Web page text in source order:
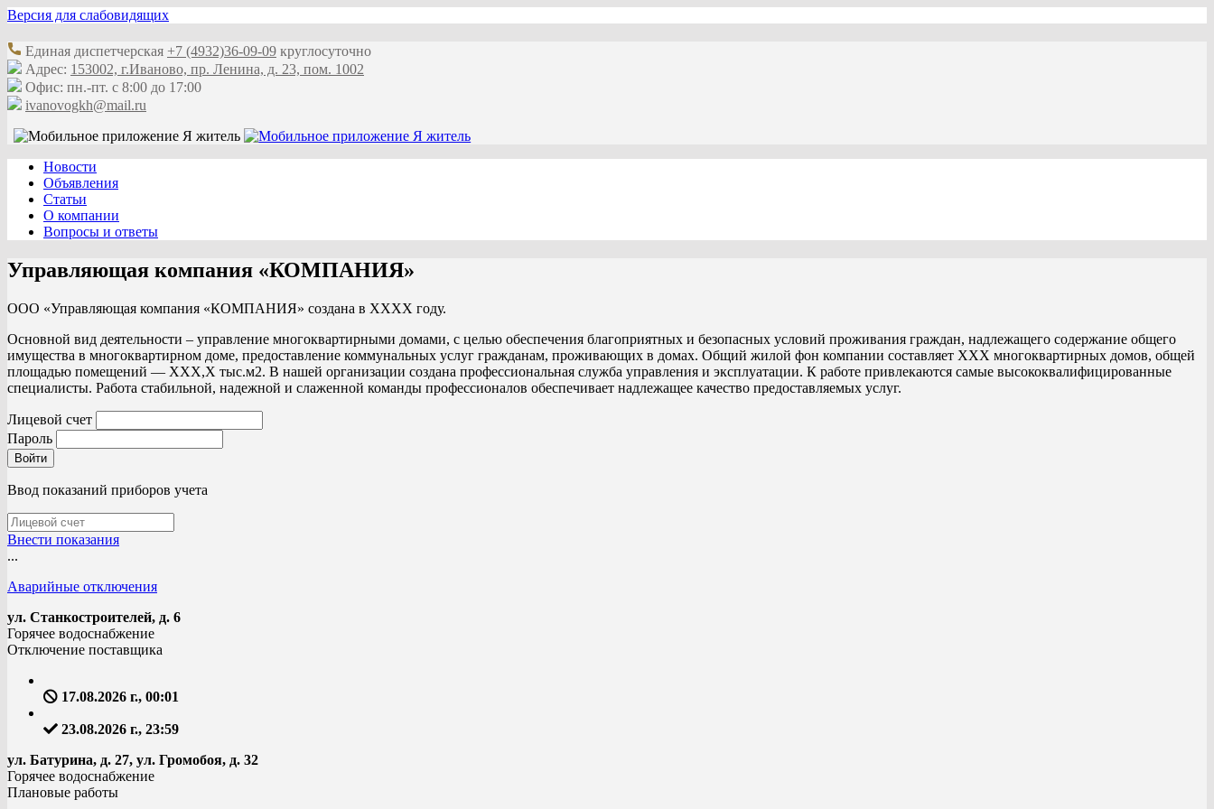
Версия для слабовидящих
Единая диспетчерская +7 (4932)36-09-09 круглосуточно
Адрес: 153002, г.Иваново, пр. Ленина, д. 23, пом. 1002
Офис: пн.-пт. с 8:00 до 17:00
ivanovogkh@mail.ru
Новости
Объявления
Статьи
О компании
Вопросы и ответы
Управляющая компания «КОМПАНИЯ»
ООО «Управляющая компания «КОМПАНИЯ» создана в XXXX году.
Основной вид деятельности – управление многоквартирными домами, с целью обеспечения благоприятных и безопасных условий проживания граждан, надлежащего содержание общего
имущества в многоквартирном доме, предоставление коммунальных услуг гражданам, проживающих в домах. Общий жилой фон компании составляет XXX многоквартирных домов, общей
площадью помещений — XXX,X тыс.м2. В нашей организации создана профессиональная служба управления и эксплуатации. К работе привлекаются самые высококвалифицированные
специалисты. Работа стабильной, надежной и слаженной команды профессионалов обеспечивает надлежащее качество предоставляемых услуг.
Лицевой счет
Пароль
Войти
Ввод показаний приборов учета
Внести показания
...
Аварийные отключения
ул. Станкостроителей, д. 6
Горячее водоснабжение
Отключение поставщика
17.08.2026 г., 00:01
23.08.2026 г., 23:59
ул. Батурина, д. 27, ул. Громобоя, д. 32
Горячее водоснабжение
Плановые работы